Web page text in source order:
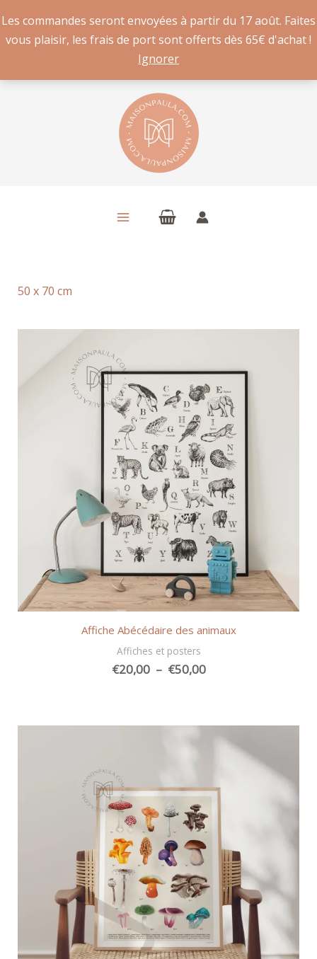
Les commandes seront envoyées à partir du 17 août. Faites
vous plaisir, les frais de port sont offerts dès 65€ d'achat !
Ignorer
50 x 70 cm
Affiche Abécédaire des animaux
Affiches et posters
€20,00 – €50,00Plage
à
€50,00